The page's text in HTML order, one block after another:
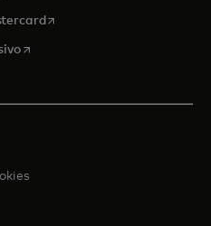
opens in a new tab
opens in a new tab